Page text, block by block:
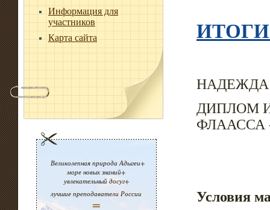
Информация для
участников
Карта сайта
Великолепная природа Адыгеи+
море новых знаний+
увлекательный досуг+
лучшие преподаватели России
=
НАДЕЖДА
ДИПЛОМ
ФЛААССА
Условия